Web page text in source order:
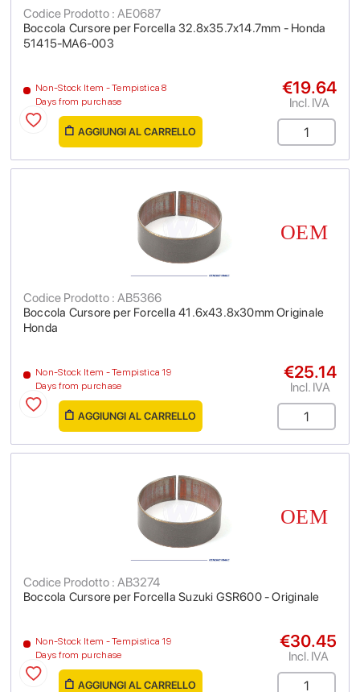
Boccola Cursore per Forcella 32.8x35.7x14.7mm - Honda
51415-MA6-003
Codice Prodotto : AE0687
Non-Stock Item - Tempistica 8
Days from purchase
€19.64
Incl. IVA
AGGIUNGI AL CARRELLO
Boccola Cursore per Forcella 41.6x43.8x30mm Originale
Honda
Codice Prodotto : AB5366
Non-Stock Item - Tempistica 19
Days from purchase
€25.14
Incl. IVA
AGGIUNGI AL CARRELLO
Boccola Cursore per Forcella Suzuki GSR600 - Originale
Codice Prodotto : AB3274
Non-Stock Item - Tempistica 19
Days from purchase
€30.45
Incl. IVA
AGGIUNGI AL CARRELLO